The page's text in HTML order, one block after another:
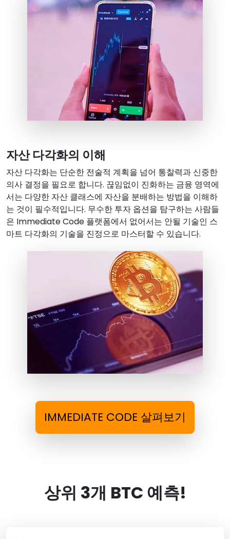
자산 다각화의 이해
자산 다각화는 단순한 전술적 계획을 넘어 통찰력과 신중한
의사 결정을 필요로 합니다. 끊임없이 진화하는 금융 영역에
서는 다양한 자산 클래스에 자산을 분배하는 방법을 이해하
는 것이 필수적입니다. 무수한 투자 옵션을 탐구하는 사람들
은 Immediate Code 플랫폼에서 없어서는 안될 기술인 스
마트 다각화의 기술을 진정으로 마스터할 수 있습니다.
IMMEDIATE CODE 살펴보기
상위 3개 BTC 예측!